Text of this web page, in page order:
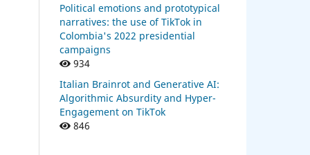
Political emotions and prototypical
narratives: the use of TikTok in
Colombia's 2022 presidential
campaigns
934
Italian Brainrot and Generative AI:
Algorithmic Absurdity and Hyper-
Engagement on TikTok
846